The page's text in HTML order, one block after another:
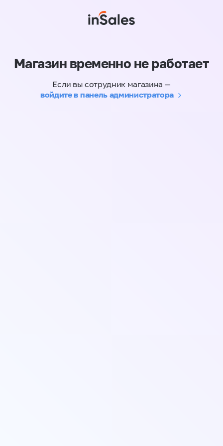
Магазин временно не работает
Если вы сотрудник магазина —
войдите в панель администратора